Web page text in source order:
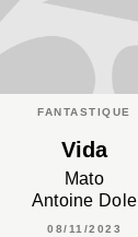
FANTASTIQUE
Vida
Mato
Antoine Dole
08/11/2023